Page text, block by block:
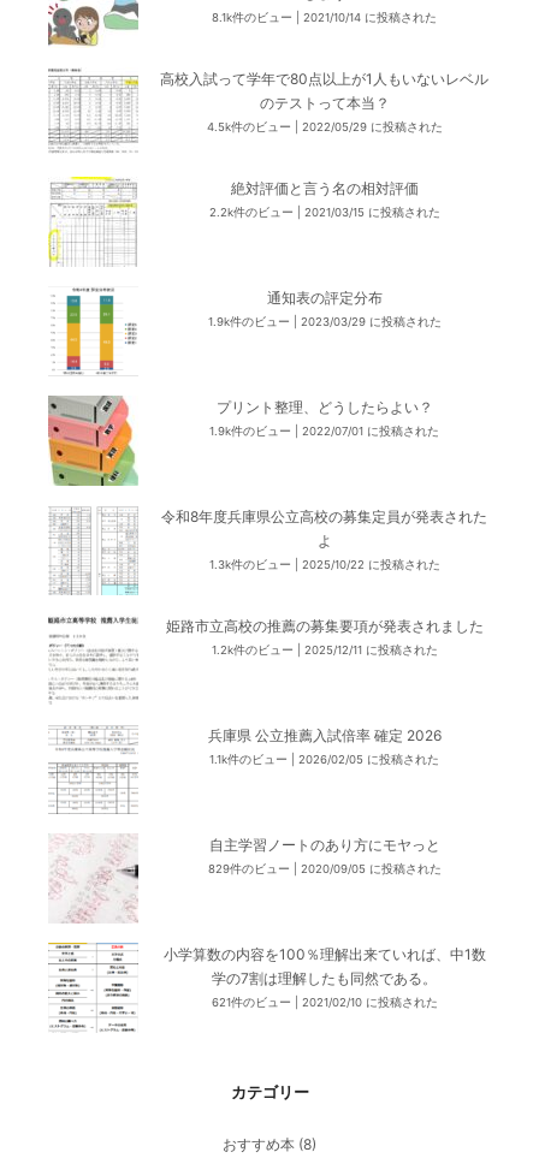
8.1k件のビュー 2021/10/14 に投稿された
高校入試って学年で80点以上が1人もいないレベル
のテストって本当？
4.5k件のビュー 2022/05/29 に投稿された
絶対評価と言う名の相対評価
2.2k件のビュー 2021/03/15 に投稿された
通知表の評定分布
1.9k件のビュー 2023/03/29 に投稿された
プリント整理、どうしたらよい？
1.9k件のビュー 2022/07/01 に投稿された
令和8年度兵庫県公立高校の募集定員が発表された
よ
1.3k件のビュー 2025/10/22 に投稿された
姫路市立高校の推薦の募集要項が発表されました
1.2k件のビュー 2025/12/11 に投稿された
兵庫県 公立推薦入試倍率 確定 2026
1.1k件のビュー 2026/02/05 に投稿された
自主学習ノートのあり方にモヤっと
829件のビュー 2020/09/05 に投稿された
小学算数の内容を100％理解出来ていれば、中1数
学の7割は理解したも同然である。
621件のビュー 2021/02/10 に投稿された
カテゴリー
おすすめ本 (8)